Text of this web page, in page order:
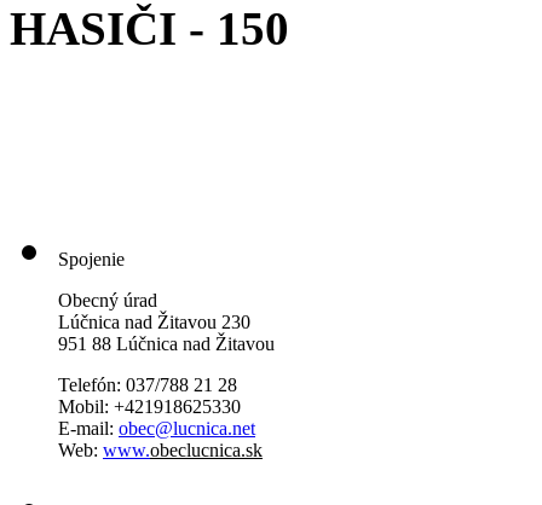
HASIČI - 150
Spojenie
Obecný úrad
Lúčnica nad Žitavou 230
951 88 Lúčnica nad Žitavou
Telefón: 037/788 21 28
Mobil: +421918625330
E-mail: obec@lucnica.net
Web: www.obeclucnica.sk